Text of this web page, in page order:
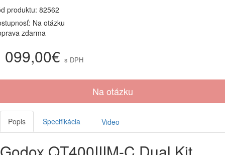
produktu: 82562
Na otázku
zdarma
099,00€ s DPH
Na otázku
Popis Špecifikácia Video